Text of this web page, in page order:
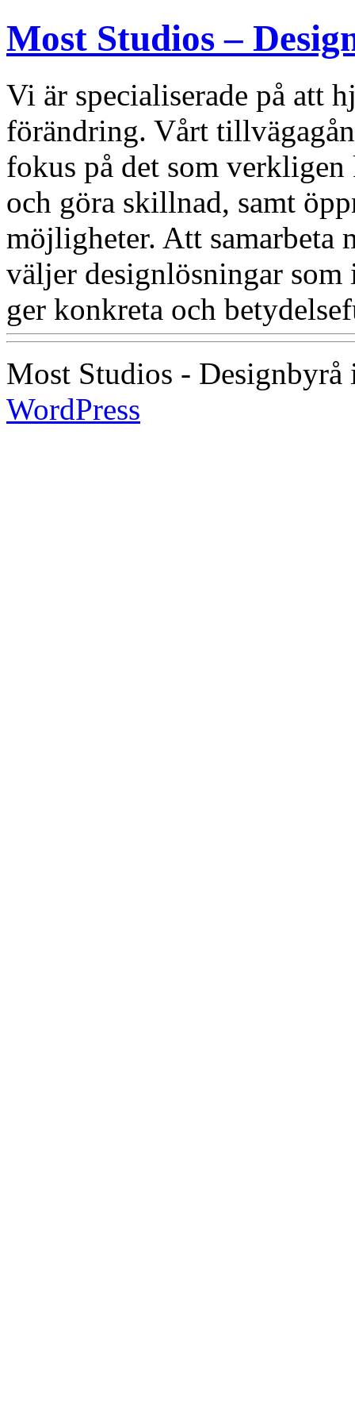
Most Studios –
Vi är specialiserade på att
förändring. Vårt
fokus på det som
och göra skillnad, samt
möjligheter. Att samarbeta
väljer designlösningar som
ger konkreta och
Most Studios -
WordPress